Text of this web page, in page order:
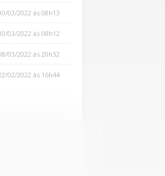
03/2022 às 08h13
03/2022 às 08h12
03/2022 às 20h32
02/2022 às 16h44